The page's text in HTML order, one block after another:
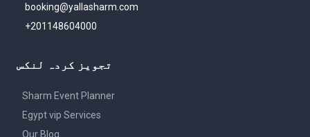
booking@yallasharm.com
+201148604000
تجویز کردہ لنکس
Sharm Event Planner
Egypt vip Services
Our Blog